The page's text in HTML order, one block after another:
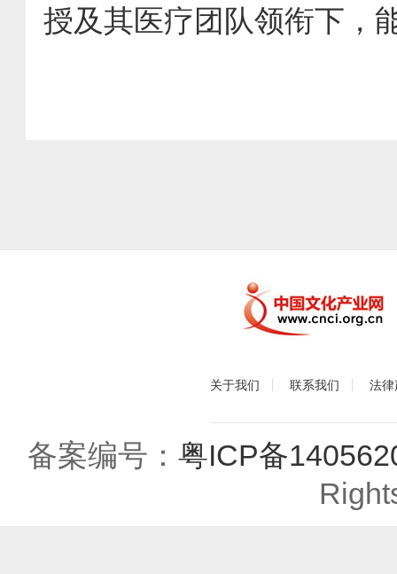
授及其医疗团队领衔下，
关于我们 联系我们 法律
备案编号： 粤ICP备